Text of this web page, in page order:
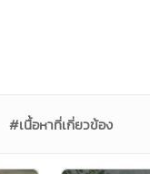
#เนื้อหาที่เกี่ยวข้อง